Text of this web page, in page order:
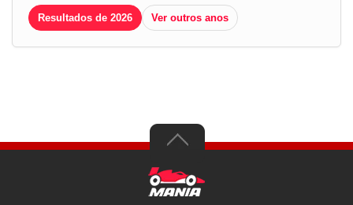
Resultados de 2026 Ver outros anos